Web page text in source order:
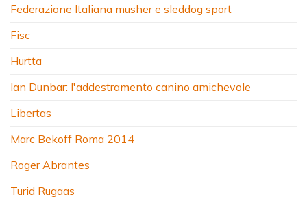
Federazione Italiana musher e sleddog sport
Fisc
Hurtta
Ian Dunbar: l'addestramento canino amichevole
Libertas
Marc Bekoff Roma 2014
Roger Abrantes
Turid Rugaas